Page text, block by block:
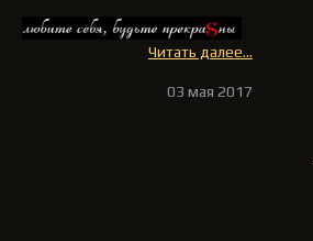
Читать далее...
03 мая 2017